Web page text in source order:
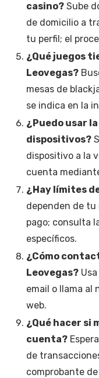
casino? Sube
de domicilio a
tu perfil; el
¿Qué juegos
Leovegas?
mesas de
se indica en la
¿Puedo usar
dispositivos?
dispositivo a la
cuenta
¿Hay límites
dependen de
pago; consulta
específicos.
¿Cómo
Leovegas?
email o llama al
web.
¿Qué hacer si
cuenta?
de
comprobante de